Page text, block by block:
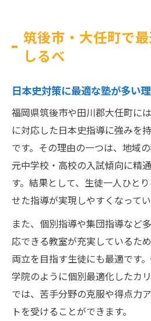
筑後市・大任町で
しるべ
日本史対策に最適な塾が多い
福岡県筑後市や田川郡大任町に
に対応した日本史指導に強みを
です。その理由の一つは、地域
元中学校・高校の入試傾向に精
す。結果として、生徒一人ひと
せた指導が実現しやすくなってい
また、個別指導や集団指導など
応できる教室が充実しているた
両立を目指す生徒にも最適です
学院のように個別最適化したカ
では、苦手分野の克服や得点力
トを受けることができます。